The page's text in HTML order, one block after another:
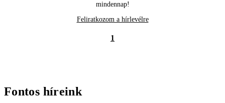
mindennap!
Feliratkozom a hírlevélre
1
Fontos híreink